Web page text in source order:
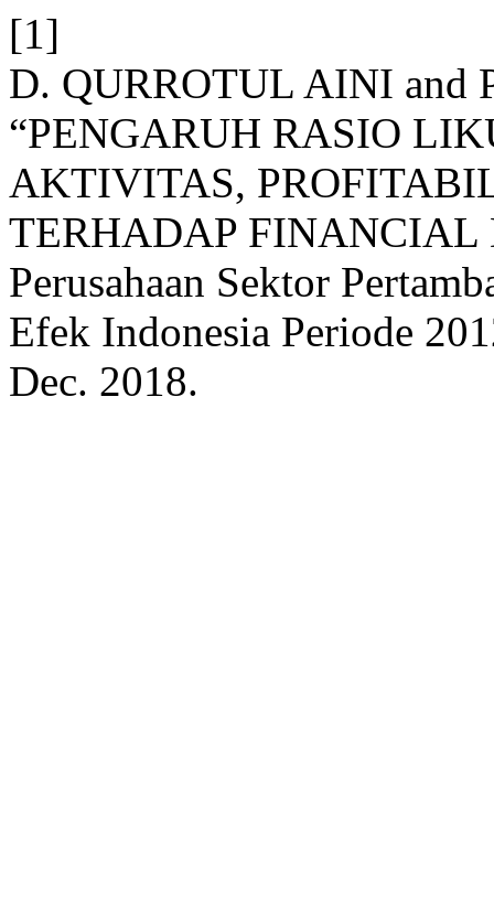
[1]
D. QURROTUL AINI and
“PENGARUH RASIO
AKTIVITAS,
TERHADAP FINANCIAL
Perusahaan Sektor
Efek Indonesia Periode
Dec. 2018.